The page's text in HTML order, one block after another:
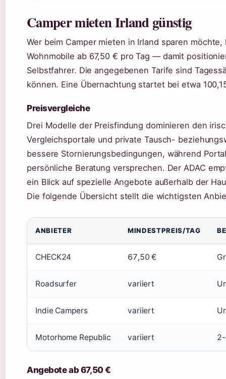
Camper mieten Irland günstig
Wer beim Camper mieten in Irland sparen
Wohnmobile ab 67,50 € pro Tag — damit
Selbstfahrer. Die angegebenen Tarife sind
können. Eine Übernachtung startet bei etwa
Preisvergleiche
Drei Modelle der Preisfindung dominieren den
Vergleichsportale und private Tausch-
bessere Stornierungsbedingungen, während
persönliche Beratung versprechen. Der ADAC
ein Blick auf spezielle Angebote außerhalb der
Die folgende Übersicht stellt die wichtigsten
ANBIETER MINDESTPREIS/TAG
CHECK24 67,50 €
Roadsurfer variiert
Indie Campers variiert
Motorhome Republic variiert
Angebote ab 67,50 €